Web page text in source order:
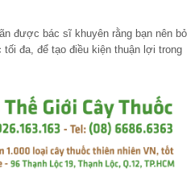
được bác sĩ khuyên rằng bạn nên bỏ
đa, để tạo điều kiện thuận lợi trong